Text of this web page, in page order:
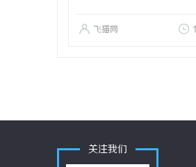
飞猫网
关注我们